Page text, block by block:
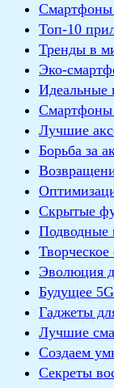
Смартфоны
Топ-10
Тренды в
Эко-
Идеальные
Смартфоны
Лучшие
Борьба за
Скрытые
Подводные
Эволюция
Будущее 5G
Гаджеты
Лучшие
Создаем
Секреты